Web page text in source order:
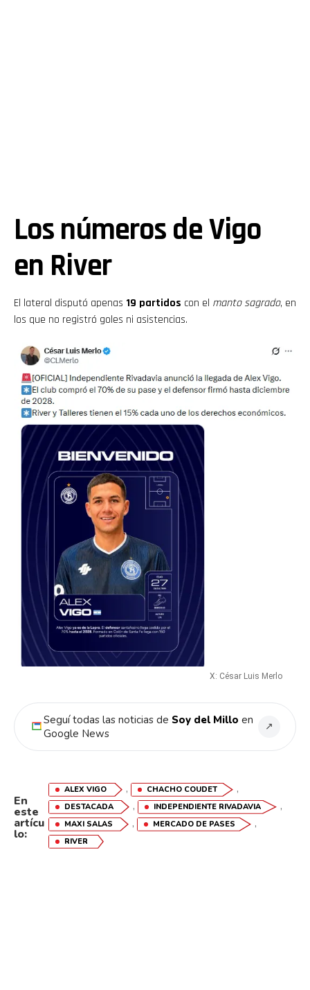
Los números de Vigo
en River
El lateral disputó apenas 19 partidos con el manto sagrado, en
los que no registró goles ni asistencias.
X: César Luis Merlo
Seguí todas las noticias de Soy del Millo en
Google News
↗
En
este
artícu
lo:
ALEX VIGO , CHACHO COUDET ,
DESTACADA , INDEPENDIENTE RIVADAVIA ,
MAXI SALAS , MERCADO DE PASES ,
RIVER